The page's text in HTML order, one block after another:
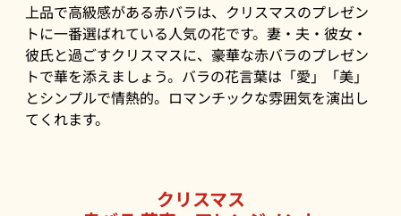
上品で高級感がある赤バラは、クリスマスのプレゼン
トに一番選ばれている人気の花です。妻・夫・彼女・
彼氏と過ごすクリスマスに、豪華な赤バラのプレゼン
トで華を添えましょう。バラの花言葉は「愛」「美」
とシンプルで情熱的。ロマンチックな雰囲気を演出し
てくれます。
クリスマス